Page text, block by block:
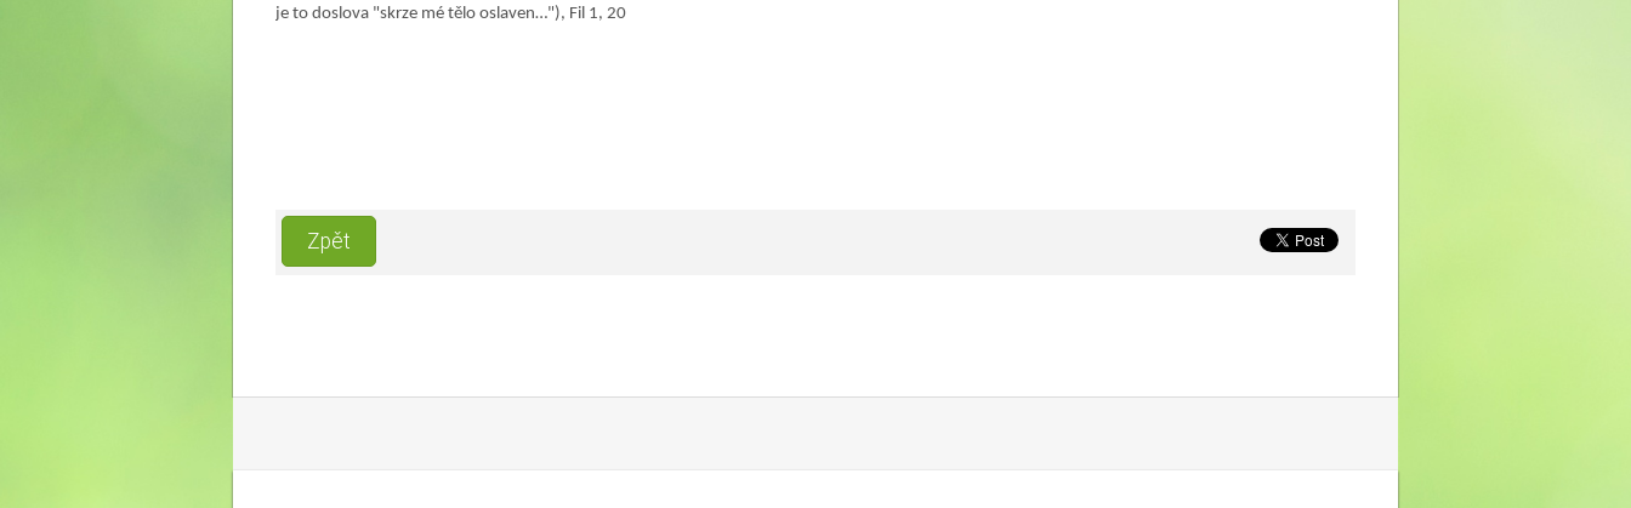
je to doslova "skrze mé tělo oslaven…"), Fil 1, 20
Zpět